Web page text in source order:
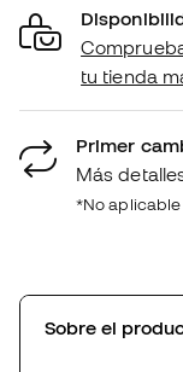
tu tienda
Primer
Más
*No
Sobre el